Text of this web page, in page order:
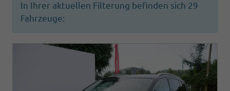
In Ihrer aktuellen Filterung befinden sich 29
Fahrzeuge: